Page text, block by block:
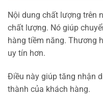
Nội dung chất lượng trên
chất lượng. Nó giúp
hàng tiềm năng. Thương
uy tín hơn.
Điều này giúp tăng nhận
thành của khách hàng.